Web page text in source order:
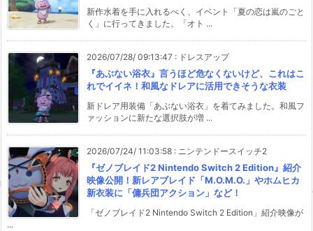
新作水着を手に入れるべく、イベント「夏の恋は嵐のごと
く」に行ってきました。「オト ...
2026/07/28/ 09:13:47 : ドレスアップ
『あぶない浴衣』言うほど危なくないけど、これはこ
れでイイネ！和風なドレアに活用できそうな衣装
新ドレア用装備「あぶない浴衣」を着てみました。和風フ
ァッションに新たな選択肢が増 ...
2026/07/24/ 11:03:58 : ニンテンドースイッチ2
『ゼノブレイド2 Nintendo Switch 2 Edition』紹介
映像公開！新レアブレイド「M.O.M.O.」やホムヒカ
新衣装に「傭兵団アクション」など！
「ゼノブレイド2 Nintendo Switch 2 Edition」紹介映像が
...